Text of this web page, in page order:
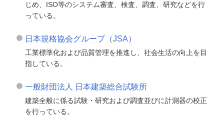
じめ、ISO等のシステム審査、検査、調査、研究などを行
っている。
日本規格協会グループ（JSA）
工業標準化および品質管理を推進し、社会生活の向上を目
指している。
一般財団法人 日本建築総合試験所
建築全般に係る試験・研究および調査並びに計測器の校正
を行っている。